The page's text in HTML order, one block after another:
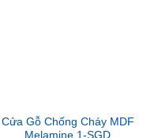
Cửa Gỗ Chống Cháy MDF
Melamine 1-SGD